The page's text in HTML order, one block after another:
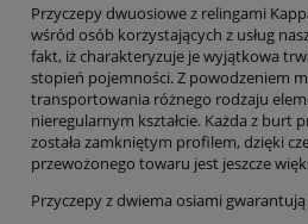
Przyczepy dwuosiowe z relingami
wśród osób korzystających z usług
fakt, iż charakteryzuje je wyjątkowa
stopień pojemności. Z powodzeniem
transportowania różnego rodzaju
nieregularnym kształcie. Każda z burt
została zamkniętym profilem, dzięki
przewożonego towaru jest jeszcze
Przyczepy z dwiema osiami